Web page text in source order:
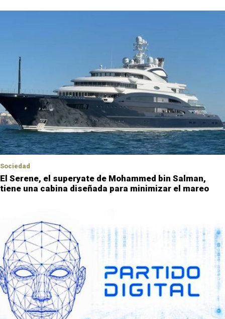
Sociedad
El Serene, el superyate de Mohammed bin Salman,
tiene una cabina diseñada para minimizar el mareo